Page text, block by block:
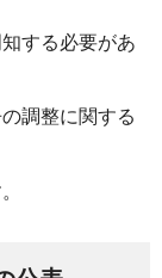
する必要があ
調整に関する